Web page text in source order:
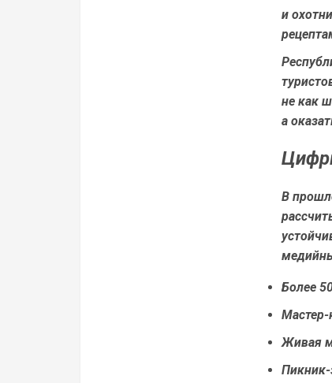
и
не как
а
В
Более
Мастер-
Живая
Пикник-